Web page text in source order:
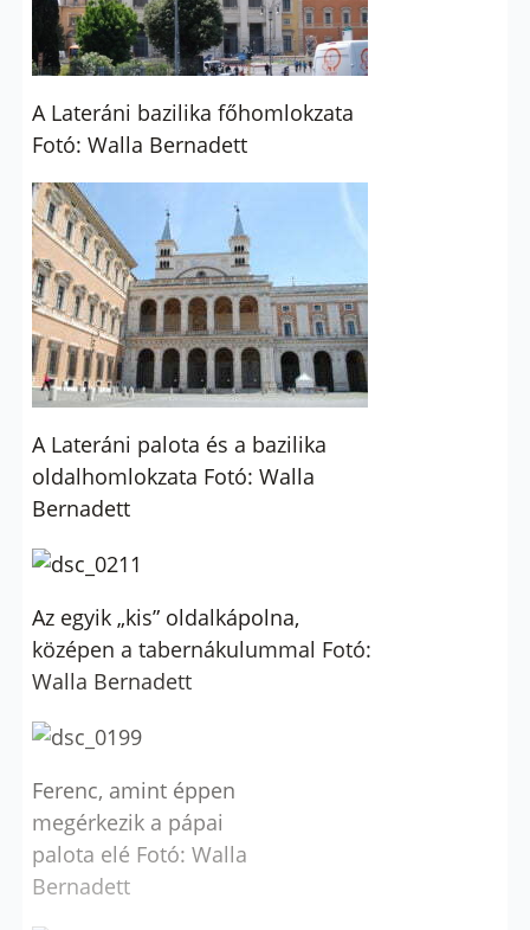
A Lateráni bazilika főhomlokzata
Fotó: Walla Bernadett
A Lateráni palota és a bazilika
oldalhomlokzata Fotó: Walla
Bernadett
Az egyik „kis” oldalkápolna,
középen a tabernákulummal Fotó:
Walla Bernadett
Ferenc, amint éppen
megérkezik a pápai
palota elé Fotó: Walla
Bernadett